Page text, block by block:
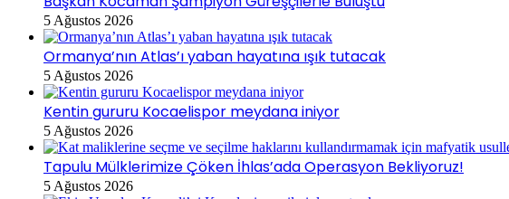
5 Ağustos 2026
Ormanya’nın Atlas’ı yaban hayatına ışık tutacak
5 Ağustos 2026
Kentin gururu Kocaelispor meydana iniyor
5 Ağustos 2026
Tapulu Mülklerimize Çöken İhlas’ada Operasyon Bekliyoruz!
5 Ağustos 2026